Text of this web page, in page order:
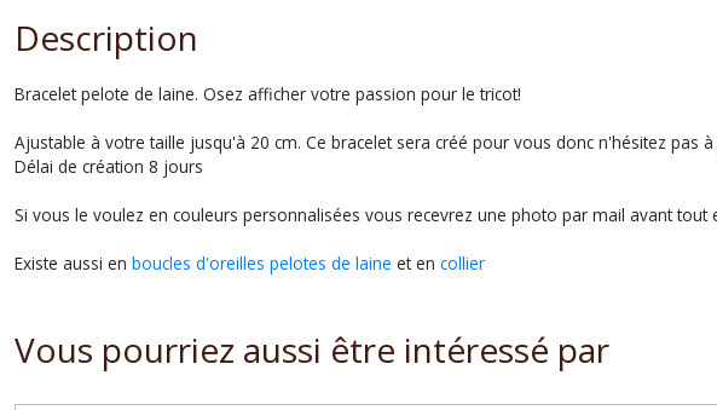
Description
Bracelet pelote de laine. Osez afficher votre passion pour le tricot!
Ajustable à votre taille jusqu'à 20 cm. Ce bracelet sera créé pour vous donc n'hésitez pas
Délai de création 8 jours
Si vous le voulez en couleurs personnalisées vous recevrez une photo par mail avant tout
Existe aussi en boucles d'oreilles pelotes de laine et en collier
Vous pourriez aussi être intéressé par